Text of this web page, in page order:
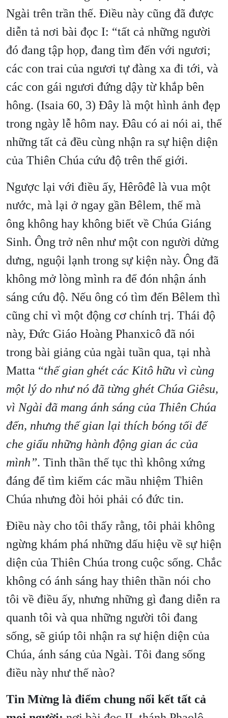
Ngài trên trần thế. Điều này cũng đã được
diễn tả nơi bài đọc I: “tất cả những người
đó đang tập họp, đang tìm đến với ngươi;
các con trai của ngươi tự đàng xa đi tới, và
các con gái ngươi đứng dậy từ khắp bên
hông. (Isaia 60, 3) Đây là một hình ảnh đẹp
trong ngày lễ hôm nay. Đâu có ai nói ai, thế
những tất cả đều cùng nhận ra sự hiện diện
của Thiên Chúa cứu độ trên thế giới.
Ngược lại với điều ấy, Hêrôđê là vua một
nước, mà lại ở ngay gần Bêlem, thế mà
ông không hay không biết về Chúa Giáng
Sinh. Ông trở nên như một con người dửng
dưng, nguội lạnh trong sự kiện này. Ông đã
không mở lòng mình ra để đón nhận ánh
sáng cứu độ. Nếu ông có tìm đến Bêlem thì
cũng chỉ vì một động cơ chính trị. Thái độ
này, Đức Giáo Hoàng Phanxicô đã nói
trong bài giảng của ngài tuần qua, tại nhà
Matta “thế gian ghét các Kitô hữu vì cùng
một lý do như nó đã từng ghét Chúa Giêsu,
vì Ngài đã mang ánh sáng của Thiên Chúa
đến, nhưng thế gian lại thích bóng tối để
che giấu những hành động gian ác của
mình”. Tinh thần thế tục thì không xứng
đáng để tìm kiếm các mầu nhiệm Thiên
Chúa nhưng đòi hỏi phải có đức tin.
Điều này cho tôi thấy rằng, tôi phải không
ngừng khám phá những dấu hiệu về sự hiện
diện của Thiên Chúa trong cuộc sống. Chắc
không có ánh sáng hay thiên thần nói cho
tôi về điều ấy, nhưng những gì đang diễn ra
quanh tôi và qua những người tôi đang
sống, sẽ giúp tôi nhận ra sự hiện diện của
Chúa, ánh sáng của Ngài. Tôi đang sống
điều này như thế nào?
Tin Mừng là điểm chung nối kết tất cả